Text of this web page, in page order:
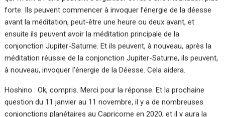
forte. Ils peuvent commencer à invoquer l’énergie de la déesse
avant la méditation, peut-être une heure ou deux avant, et
ensuite ils peuvent avoir la méditation principale de la
conjonction Jupiter-Saturne. Et ils peuvent, à nouveau, après la
méditation réussie de la conjonction Jupiter-Saturne, ils peuvent,
à nouveau, invoquer l’énergie de la Déesse. Cela aidera.
Hoshino : Ok, compris. Merci pour la réponse. Et la prochaine
question du 11 janvier au 11 novembre, il y a de nombreuses
conjonctions planétaires au Capricorne en 2020, et il y aura la